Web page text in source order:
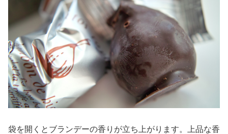
袋を開くとブランデーの香りが立ち上がります。上品な香